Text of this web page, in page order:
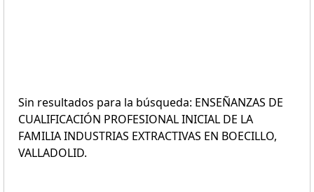
Sin resultados para la búsqueda: ENSEÑANZAS DE
CUALIFICACIÓN PROFESIONAL INICIAL DE LA
FAMILIA INDUSTRIAS EXTRACTIVAS EN BOECILLO,
VALLADOLID.